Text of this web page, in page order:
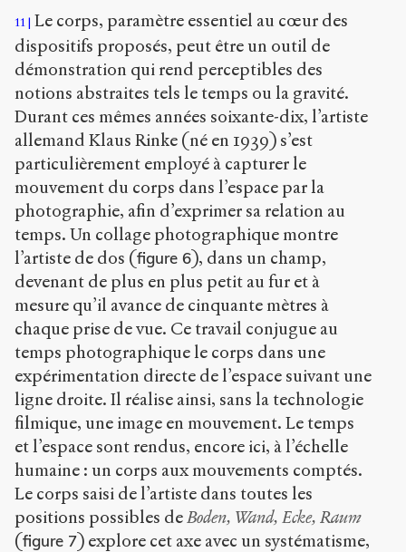
11 Le corps, paramètre essentiel au cœur des
dispositifs proposés, peut être un outil de
démonstration qui rend perceptibles des
notions abstraites tels le temps ou la gravité.
Durant ces mêmes années soixante-dix, l’artiste
allemand Klaus Rinke (né en 1939) s’est
particulièrement employé à capturer le
mouvement du corps dans l’espace par la
photographie, afin d’exprimer sa relation au
temps. Un collage photographique montre
l’artiste de dos (figure 6), dans un champ,
devenant de plus en plus petit au fur et à
mesure qu’il avance de cinquante mètres à
chaque prise de vue. Ce travail conjugue au
temps photographique le corps dans une
expérimentation directe de l’espace suivant une
ligne droite. Il réalise ainsi, sans la technologie
filmique, une image en mouvement. Le temps
et l’espace sont rendus, encore ici, à l’échelle
humaine : un corps aux mouvements comptés.
Le corps saisi de l’artiste dans toutes les
positions possibles de Boden, Wand, Ecke, Raum
(figure 7) explore cet axe avec un systématisme,